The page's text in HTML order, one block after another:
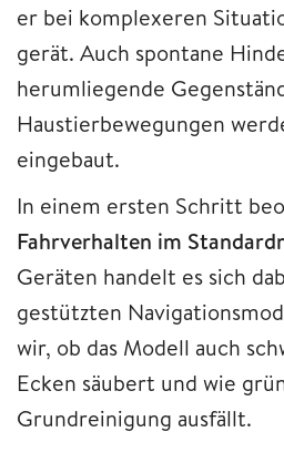
er bei komplexeren
gerät. Auch spontane
herumliegende
Haustierbewegungen
eingebaut.
In einem ersten Schritt
Fahrverhalten im
Geräten handelt es sich
gestützten
wir, ob das Modell auch
Ecken säubert und wie
Grundreinigung ausfällt.